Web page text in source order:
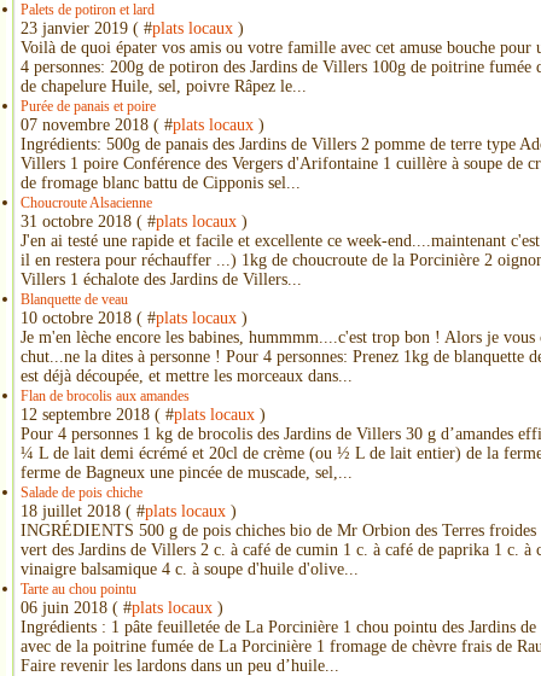
Palets de potiron et lard
23 janvier 2019 ( #plats locaux )
Voilà de quoi épater vos amis ou votre famille avec cet amuse bouche
4 personnes: 200g de potiron des Jardins de Villers 100g de poitrine
de chapelure Huile, sel, poivre Râpez le...
Purée de panais et poire
07 novembre 2018 ( #plats locaux )
Ingrédients: 500g de panais des Jardins de Villers 2 pomme de terre type
Villers 1 poire Conférence des Vergers d'Arifontaine 1 cuillère à soupe de
de fromage blanc battu de Cipponis sel...
Choucroute Alsacienne
31 octobre 2018 ( #plats locaux )
J'en ai testé une rapide et facile et excellente ce week-end....maintenant
il en restera pour réchauffer ...) 1kg de choucroute de la Porcinière 2
Villers 1 échalote des Jardins de Villers...
Blanquette de veau
10 octobre 2018 ( #plats locaux )
Je m'en lèche encore les babines, hummmm....c'est trop bon ! Alors je
chut...ne la dites à personne ! Pour 4 personnes: Prenez 1kg de blanquette
est déjà découpée, et mettre les morceaux dans...
Flan de brocolis aux amandes
12 septembre 2018 ( #plats locaux )
Pour 4 personnes 1 kg de brocolis des Jardins de Villers 30 g d’amandes
¼ L de lait demi écrémé et 20cl de crème (ou ½ L de lait entier) de la
ferme de Bagneux une pincée de muscade, sel,...
Salade de pois chiche
18 juillet 2018 ( #plats locaux )
INGRÉDIENTS 500 g de pois chiches bio de Mr Orbion des Terres
vert des Jardins de Villers 2 c. à café de cumin 1 c. à café de paprika 1 c. à
vinaigre balsamique 4 c. à soupe d'huile d'olive...
Tarte au chou pointu
06 juin 2018 ( #plats locaux )
Ingrédients : 1 pâte feuilletée de La Porcinière 1 chou pointu des Jardins
avec de la poitrine fumée de La Porcinière 1 fromage de chèvre frais de
Faire revenir les lardons dans un peu d’huile...